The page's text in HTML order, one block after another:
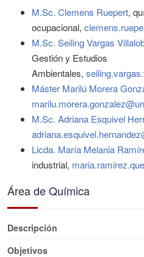
M.Sc. Clemens Ruepert,
ocupacional,
M.Sc. Seiling Vargas
Gestión y Estudios
Ambientales,
Máster Marilú Morera
M.Sc. Adriana Esquivel
Licda. María Melania
industrial,
Área de Química
Descripción
Objetivos